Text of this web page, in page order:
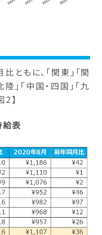
ともに、「関東」「関
」「中国・四国」「九
2】
給表